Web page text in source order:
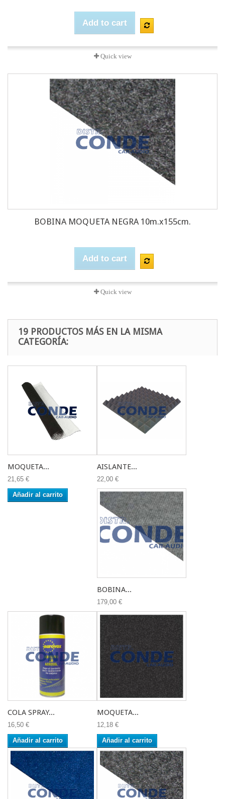
Add to cart
Quick view
BOBINA MOQUETA NEGRA 10m.x155cm.
Add to cart
Quick view
19 PRODUCTOS MÁS EN LA MISMA
CATEGORÍA:
MOQUETA...
21,65 €
Añadir al carrito
AISLANTE...
22,00 €
BOBINA...
179,00 €
COLA SPRAY...
16,50 €
Añadir al carrito
MOQUETA...
12,18 €
Añadir al carrito